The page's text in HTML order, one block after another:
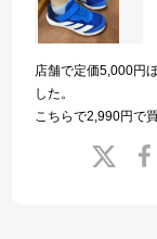
店舗で定価5,000円
した。
こちらで2,990円で